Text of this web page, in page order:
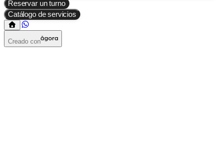
Reservar un turno
Catálogo de servicios
Creado con